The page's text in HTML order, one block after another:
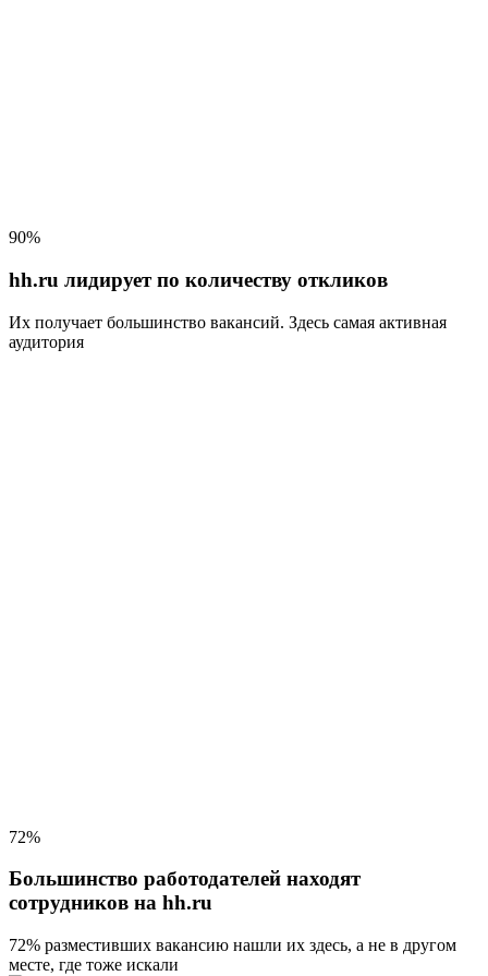
90%
hh.ru лидирует по количеству откликов
Их получает большинство вакансий. Здесь самая активная
аудитория
72%
Большинство работодателей находят
сотрудников на hh.ru
72% разместивших вакансию нашли их здесь, а не в другом
месте, где тоже искали